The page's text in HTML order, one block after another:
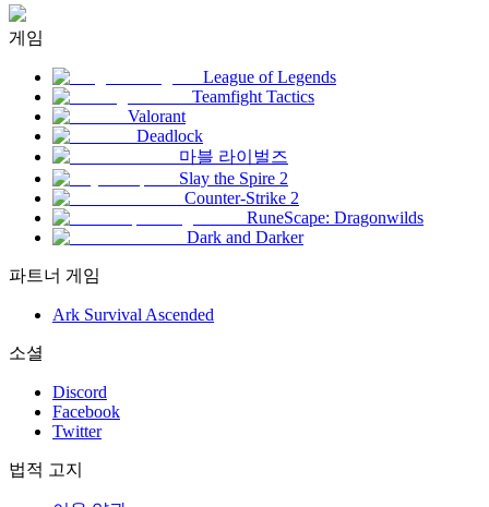
게임
League of Legends
Teamfight Tactics
Valorant
Deadlock
마블 라이벌즈
Slay the Spire 2
Counter-Strike 2
RuneScape: Dragonwilds
Dark and Darker
파트너 게임
Ark Survival Ascended
소셜
Discord
Facebook
Twitter
법적 고지